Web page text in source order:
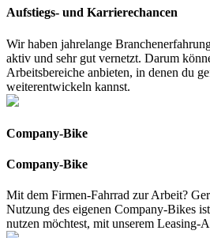
Aufstiegs- und Karrierechancen
Wir haben jahrelange
aktiv und sehr gut vernetzt. Darum
Arbeitsbereiche anbieten, in denen du
weiterentwickeln kannst.
Company-Bike
Company-Bike
Mit dem Firmen-Fahrrad zur Arbeit?
Nutzung des eigenen Company-Bikes
nutzen möchtest, mit unserem Leasing-